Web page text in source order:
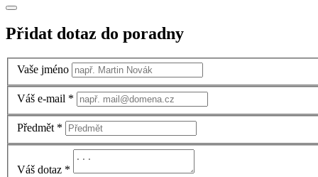
Přidat dotaz do poradny
Vaše jméno
Váš e-mail *
Předmět *
Váš dotaz *